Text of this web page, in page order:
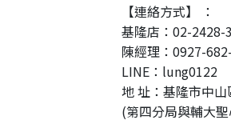
【連絡方式】 ：
基隆店：02-2428-
陳經理：0927-
LINE：lung0122
地 址：基隆市中
(第四分局與輔大